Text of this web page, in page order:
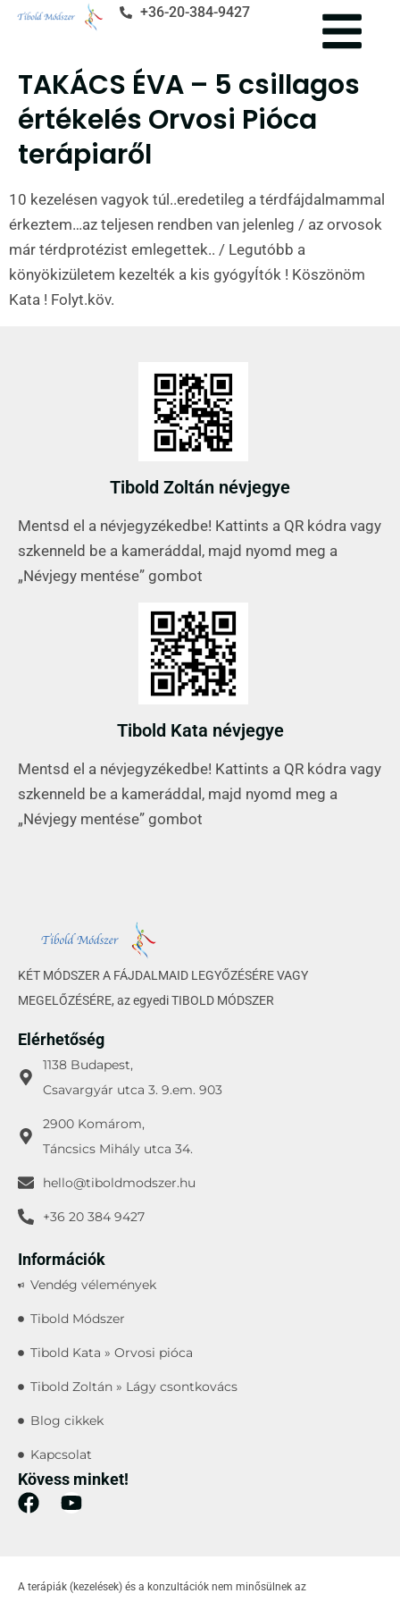
+36-20-384-9427
TAKÁCS ÉVA – 5 csillagos
értékelés Orvosi Pióca
terápiaről
10 kezelésen vagyok túl..eredetileg a térdfájdalmammal
érkeztem…az teljesen rendben van jelenleg / az orvosok
már térdprotézist emlegettek.. / Legutóbb a
könyökizületem kezelték a kis gyógyÍtók ! Köszönöm
Kata ! Folyt.köv.
Tibold Zoltán névjegye
Mentsd el a névjegyzékedbe! Kattints a QR kódra vagy
szkenneld be a kameráddal, majd nyomd meg a
„Névjegy mentése” gombot
Tibold Kata névjegye
Mentsd el a névjegyzékedbe! Kattints a QR kódra vagy
szkenneld be a kameráddal, majd nyomd meg a
„Névjegy mentése” gombot
KÉT MÓDSZER A FÁJDALMAID LEGYŐZÉSÉRE VAGY
MEGELŐZÉSÉRE, az egyedi TIBOLD MÓDSZER
Elérhetőség
1138 Budapest,
Csavargyár utca 3. 9.em. 903
2900 Komárom,
Táncsics Mihály utca 34.
hello@tiboldmodszer.hu
+36 20 384 9427
Információk
Vendég vélemények
Tibold Módszer
Tibold Kata » Orvosi pióca
Tibold Zoltán » Lágy csontkovács
Blog cikkek
Kapcsolat
Kövess minket!
A terápiák (kezelések) és a konzultációk nem minősülnek az